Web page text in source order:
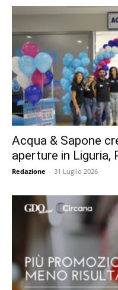
Acqua & Sapone
aperture in Liguria,
Redazione - 31 Luglio 2026